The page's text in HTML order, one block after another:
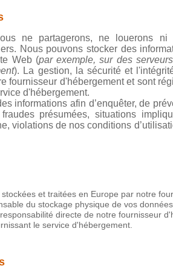
ne partagerons, ne louerons
Nous pouvons stocker des
Web (par exemple, sur des
). La gestion, la sécurité et
fournisseur d'hébergement et sont
d'hébergement.
informations afin d’enquêter, de
présumées, situations
violations de nos conditions
et traitées en Europe par notre
du stockage physique de vos
directe de notre fournisseur
le service d'hébergement.